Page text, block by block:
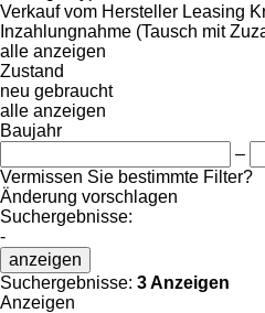
Verkauf vom Hersteller Leasing
Inzahlungnahme (Tausch mit
alle anzeigen
Zustand
neu gebraucht
alle anzeigen
Baujahr
–
Vermissen Sie bestimmte Filter?
Änderung vorschlagen
Suchergebnisse:
-
anzeigen
Suchergebnisse: 3 Anzeigen
Anzeigen